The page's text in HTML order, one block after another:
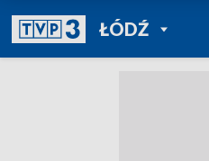
ŁÓDŹPOWRÓT DO
TVP REGIONY